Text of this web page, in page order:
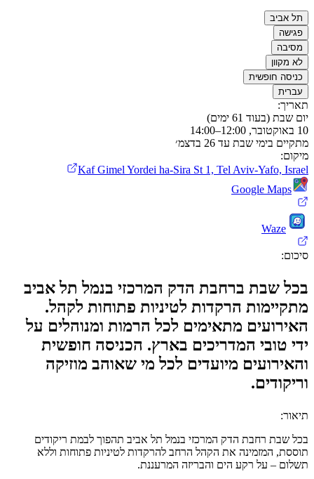
תל אביב
פגישה
מסיבה
לא מקוון
כניסה חופשית
עברית
תאריך:
יום שבת (בעוד 61 ימים)
10 באוקטובר, 12:00–14:00
מתקיים בימי שבת עד 26 בדצמ׳
מיקום:
Kaf Gimel Yordei ha-Sira St 1, Tel Aviv-Yafo, Israel
Google Maps
Waze
סיכום:
בכל שבת ברחבת הדק המרכזי בנמל תל אביב
מתקיימות הרקדות לטיניות פתוחות לקהל.
האירועים מתאימים לכל הרמות ומנוהלים על
ידי טובי המדריכים בארץ. הכניסה חופשית
והאירועים מיועדים לכל מי שאוהב מוזיקה
וריקודים.
תיאור:
בכל שבת רחבת הדק המרכזי בנמל תל אביב תהפוך לבמת ריקודים
תוססת, המזמינה את הקהל הרחב להרקדות לטיניות פתוחות וללא
תשלום – על רקע הים והבריזה המרעננת.